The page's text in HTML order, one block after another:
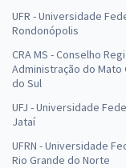
UFR - Universidade
Rondonópolis
CRA MS - Conselho
Administração do Mato
do Sul
UFJ - Universidade
Jataí
UFRN - Universidade
Rio Grande do Norte